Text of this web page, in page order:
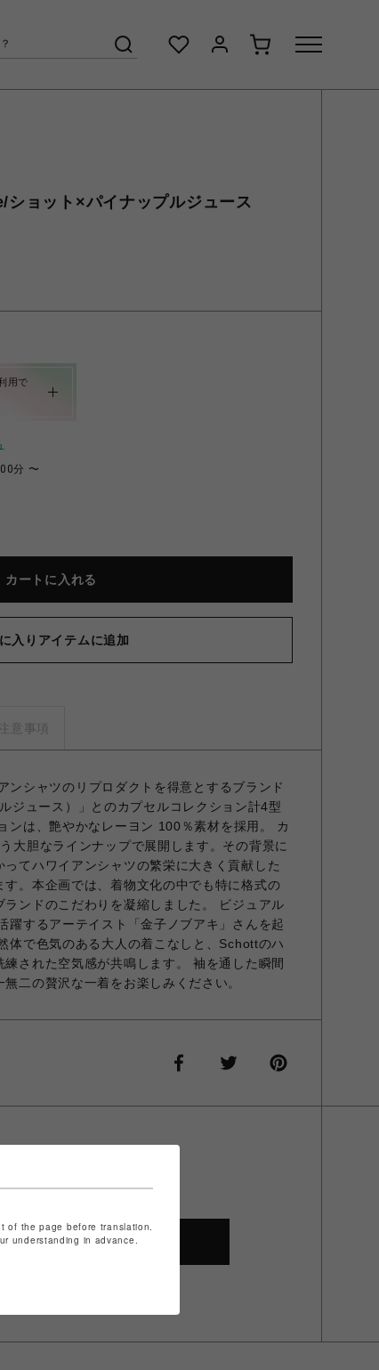
ョット×パイナップルジュース
用で
分 〜
カートに入れる
入りアイテムに追加
注意事項
ンシャツのリプロダクトを得意とするブランド
ジュース）」とのカプセルコレクション計4型
ンは、艶やかなレーヨン 100％素材を採用。 カ
大胆なラインナップで展開します。その背景に
てハワイアンシャツの繁栄に大きく貢献した
。本企画では、着物文化の中でも特に格式の
ンドのこだわりを凝縮しました。 ビジュアル
躍するアーテイスト「金子ノブアキ」さんを起
体で色気のある大人の着こなしと、Schottのハ
された空気感が共鳴します。 袖を通した瞬間
二の贅沢な一着をお楽しみください。
SHOP TOP
of the page before translation.
understanding in advance.